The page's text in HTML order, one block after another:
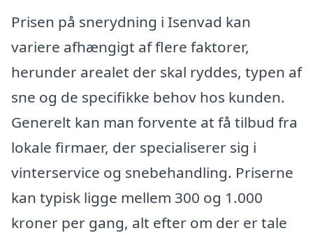
Prisen på snerydning i Isenvad kan
variere afhængigt af flere faktorer,
herunder arealet der skal ryddes, typen af
sne og de specifikke behov hos kunden.
Generelt kan man forvente at få tilbud fra
lokale firmaer, der specialiserer sig i
vinterservice og snebehandling. Priserne
kan typisk ligge mellem 300 og 1.000
kroner per gang, alt efter om der er tale